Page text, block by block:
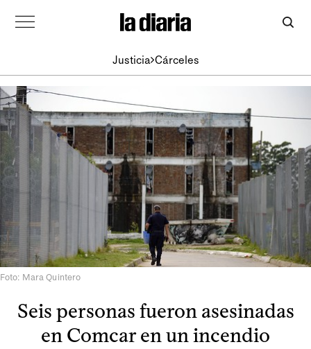
Justicia Cárceles
Foto: Mara Quintero
Seis personas fueron asesinadas
en Comcar en un incendio